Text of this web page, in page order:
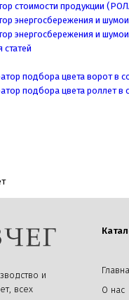
стоимости продукции
энергосбережения и
энергосбережения и
статей
подбора цвета ворот в
подбора цвета роллет в
и
всех
О нас